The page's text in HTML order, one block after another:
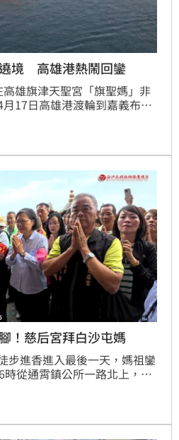
境 高雄港熱鬧回鑾
雄旗津天聖宮「旗聖媽」非
17日高雄港渡輪到嘉義布袋
，這也是旗聖媽睽違12年，
！慈后宮拜白沙屯媽
步進香進入最後一天，媽祖鑾
從通霄鎮公所一路北上，於
一起到慈后宮接駕，許多民
程微笑揮手，展現親和力。